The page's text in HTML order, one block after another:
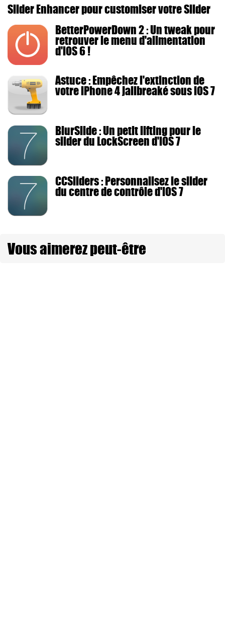
Slider Enhancer pour customiser votre Slider
BetterPowerDown 2 : Un tweak pour
retrouver le menu d'alimentation
d'iOS 6 !
Astuce : Empêchez l'extinction de
votre iPhone 4 jailbreaké sous iOS 7
BlurSlide : Un petit lifting pour le
slider du LockScreen d'iOS 7
CCSliders : Personnalisez le slider
du centre de contrôle d'iOS 7
Vous aimerez peut-être